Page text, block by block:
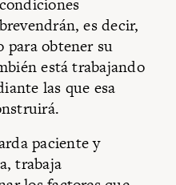
es decir,
para obtener su
está trabajando
las que esa
paciente y
trabaja